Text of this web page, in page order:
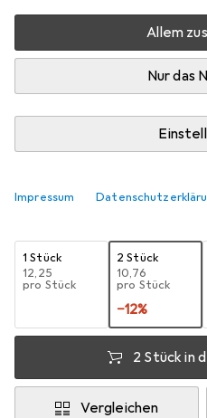
Allem
Nur das
Impressum
Zwischen Mi, 19.8. und
Mehr als 10 Stück an
1 Stück
EUR
12,25
pro Stück
2 Stück
EUR
10,76
pro Stück
−12%
2 Stück in
Vergleichen